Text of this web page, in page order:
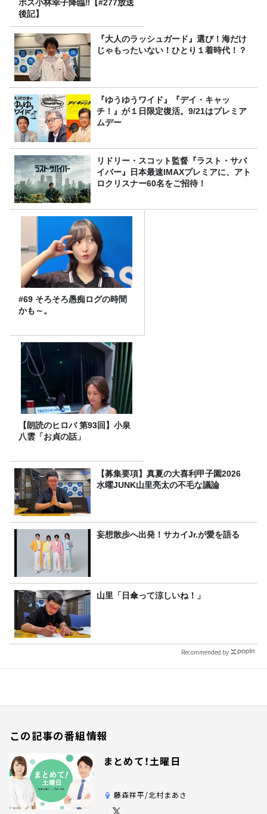
ボス小林幸子降臨‼【#277放送
後記】
『大人のラッシュガード』選び！海だけ
じゃもったいない！ひとり１着時代！？
『ゆうゆうワイド』『デイ・キャッ
チ！』が１日限定復活。9/21はプレミア
ムデー
リドリー・スコット監督『ラスト・サバ
イバー』日本最速IMAXプレミアに、アト
ロクリスナー60名をご招待！
#69 そろそろ愚痴ログの時間
かも～。
【朗読のヒロバ 第93回】小泉
八雲「お貞の話」
【募集要項】真夏の大喜利甲子園2026
水曜JUNK山里亮太の不毛な議論
妄想散歩へ出発！サカイJr.が愛を語る
山里「日傘って涼しいね！」
Recommended by
この記事の番組情報
まとめて！土曜日
藤森祥平/北村まあさ